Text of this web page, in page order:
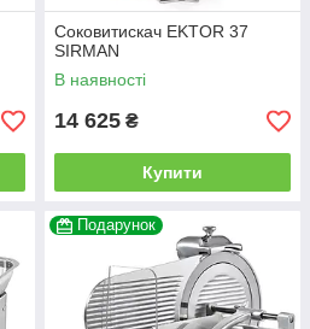
Соковитискач EKTOR 37
SIRMAN
В наявності
14 625 ₴
Купити
Подарунок